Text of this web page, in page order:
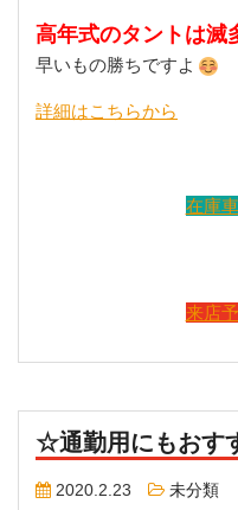
高年式のタントは滅
早いもの勝ちですよ
詳細はこちらから
在庫
来店
☆通勤用にもおす
2020.2.23 未分類